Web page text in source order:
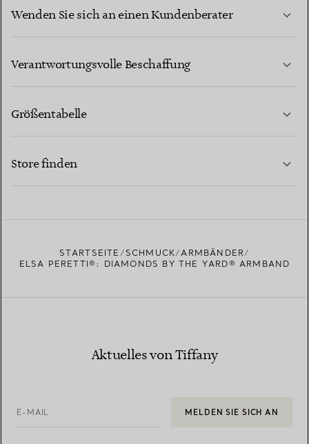
Wenden Sie sich an einen Kundenberater
Verantwortungsvolle Beschaffung
Größentabelle
Store finden
STARTSEITE SCHMUCK
ARMBÄNDER
ELSA PERETTI®: DIAMONDS BY THE YARD® ARMBAND
Aktuelles von Tiffany
E-MAIL MELDEN SIE SICH AN